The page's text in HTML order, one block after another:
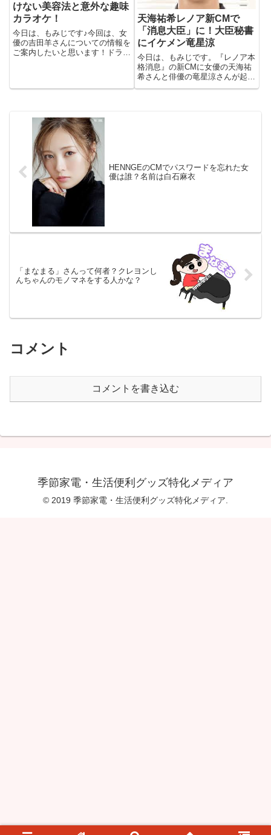
けない美容法と意外な趣味
カラオケ！
今日は、もみじです♪今回は、女
優の吉田羊さんについての情報を
ご案内したいと思います！ドラマ
２時間続けたり、時間がない時で
天海祐希レノア新CMで
「消息大臣」に！大臣秘書
にイケメン竜星涼
今日は、もみじです。『レノア本
格消息』の新CMに女優の天海祐
希さんと俳優の竜星涼さんが起用
された！本CMでは、天海さんが
HENNGEのCMでパスワードを忘れた女
優は誰？名前は白石麻衣
「まなまる」さんって何者？クレヨンし
んちゃんのモノマネをする人かな？
コメント
コメントを書き込む
季節家電・生活便利グッズ特化メディア
© 2019 季節家電・生活便利グッズ特化メディア.